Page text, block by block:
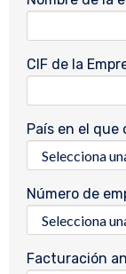
CIF de la
País en el que
Número de
Facturación